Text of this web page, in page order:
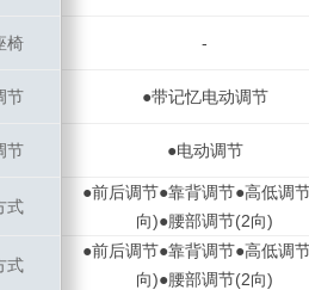
椅 -
节 ●带记忆电动调节
节 ●电动调节
式
●前后调节●靠背调节●高低调
向)●腰部调节(2向)
式
●前后调节●靠背调节●高低调
向)●腰部调节(2向)
椅
节
节
式
式